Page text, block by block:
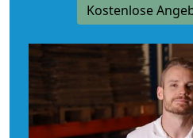
Kostenlose